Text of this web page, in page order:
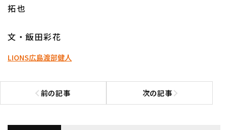
拓也
文・飯田彩花
LIONS広島渡部健人
前の記事
前の記事へ 次の記事次の記事へ